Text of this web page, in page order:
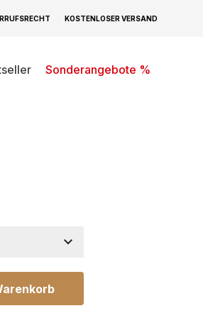
KOSTENLOSER VERSAND
Sonderangebote %